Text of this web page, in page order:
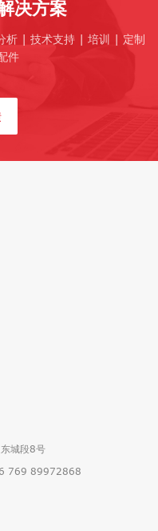
决方案
析 | 技术支持 | 培训 | 定制
件
城段8号
769 89972868